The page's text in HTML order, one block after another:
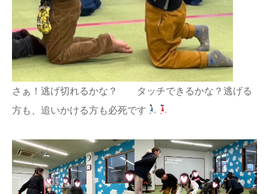
さぁ！逃げ切れるかな？ タッチできるかな？逃げる
方も、追いかける方も必死です